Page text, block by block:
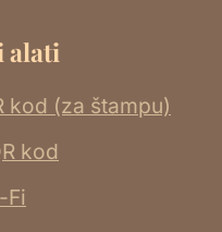
alati
kod (za štampu)
kod
Fi